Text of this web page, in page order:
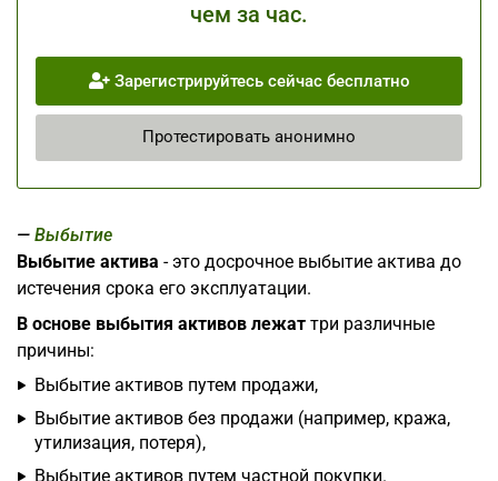
чем за час.
Зарегистрируйтесь сейчас бесплатно
Протестировать анонимно
Выбытие
Выбытие актива - это досрочное выбытие актива до
истечения срока его эксплуатации.
В основе выбытия активов лежат три различные
причины:
Выбытие активов путем продажи,
Выбытие активов без продажи (например, кража,
утилизация, потеря),
Выбытие активов путем частной покупки.